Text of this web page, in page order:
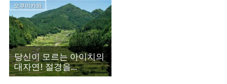
오쿠미카와
당신이 모르는 아이치의
대자연! 절경을...